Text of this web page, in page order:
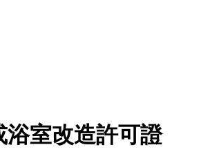
浴室改造許可證